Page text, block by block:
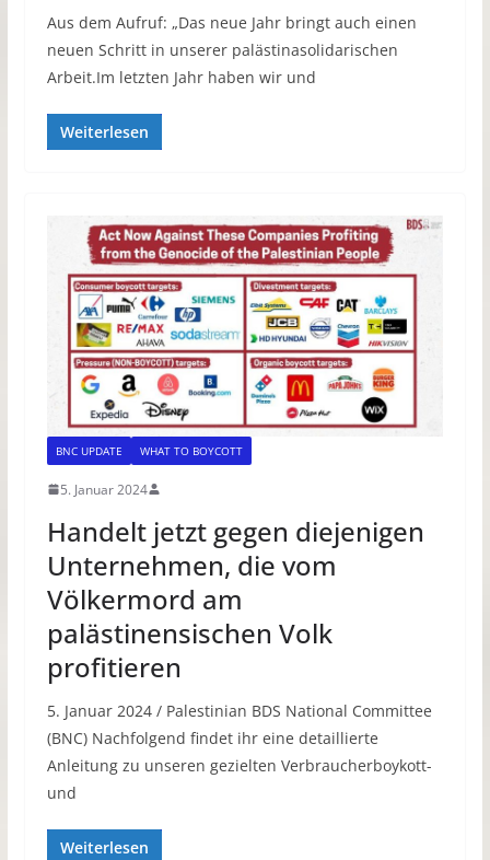
Aus dem Aufruf: „Das neue Jahr bringt auch einen
neuen Schritt in unserer palästinasolidarischen
Arbeit.Im letzten Jahr haben wir und
Weiterlesen
BNC UPDATE WHAT TO BOYCOTT
5. Januar 2024
Handelt jetzt gegen diejenigen
Unternehmen, die vom
Völkermord am
palästinensischen Volk
profitieren
5. Januar 2024 / Palestinian BDS National Committee
(BNC) Nachfolgend findet ihr eine detaillierte
Anleitung zu unseren gezielten Verbraucherboykott-
und
Weiterlesen